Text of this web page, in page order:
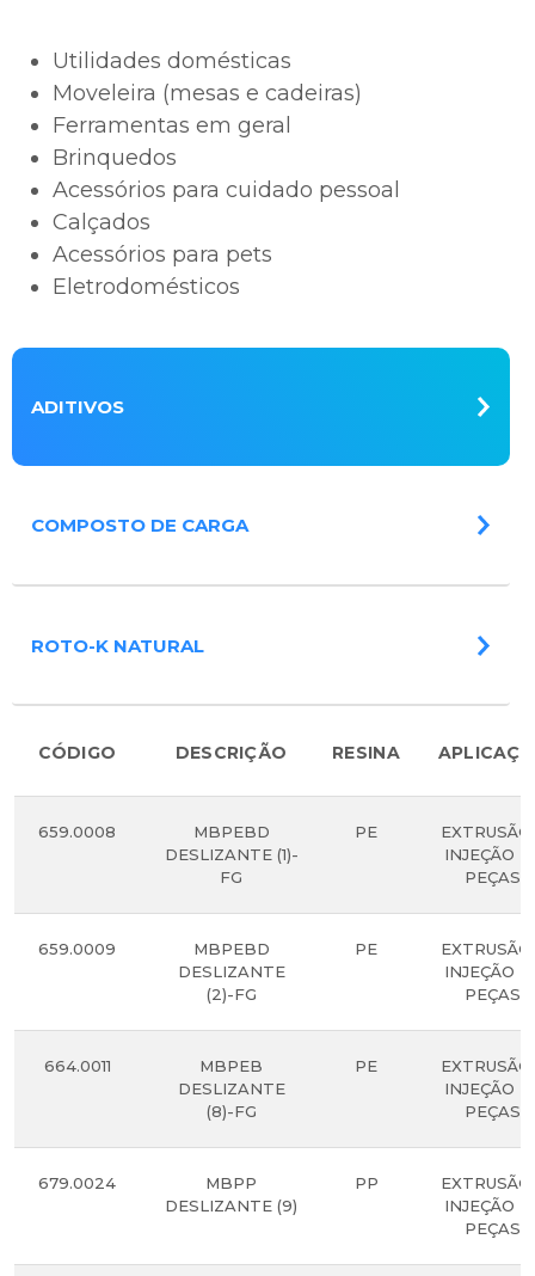
Utilidades domésticas
Moveleira (mesas e cadeiras)
Ferramentas em geral
Brinquedos
Acessórios para cuidado pessoal
Calçados
Acessórios para pets
Eletrodomésticos
ADITIVOS
COMPOSTO DE CARGA
ROTO-K NATURAL
CÓDIGO DESCRIÇÃO RESINA
659.0008
MBPEBD
DESLIZANTE (1)-
FG
PE
EXTRUSÃO
INJEÇÃO
PEÇAS.
659.0009
MBPEBD
DESLIZANTE
(2)-FG
PE
EXTRUSÃO
INJEÇÃO
PEÇAS.
664.0011
MBPEB
DESLIZANTE
(8)-FG
PE
EXTRUSÃO
INJEÇÃO
PEÇAS.
679.0024
MBPP
DESLIZANTE (9)
PP
EXTRUSÃO
INJEÇÃO
PEÇAS.